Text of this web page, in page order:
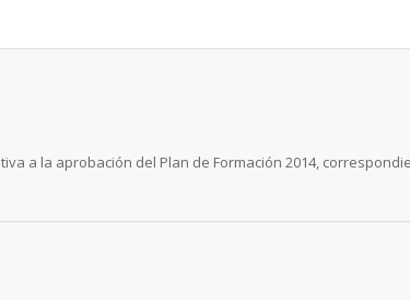
a la aprobación del Plan de Formación 2014,